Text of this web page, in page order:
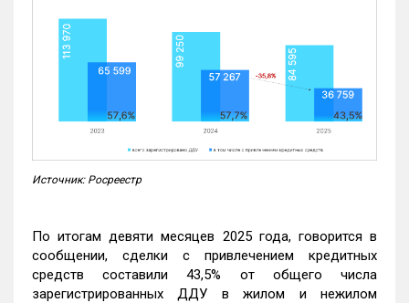
Источник: Росреестр
По итогам девяти месяцев 2025 года, говорится в
сообщении, сделки с привлечением кредитных
средств составили 43,5% от общего числа
зарегистрированных ДДУ в жилом и нежилом